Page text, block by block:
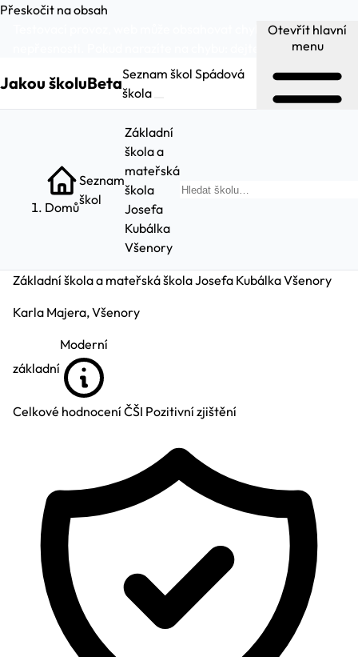
Přeskočit na obsah
Testovací provoz, web může obsahovat chyby a
dejte nám vědět.
Jakou školuBetaSeznam škol Spádová
škola
Otevřít hlavní
menu
Domů
Seznam
škol
Základní
škola a
mateřská
škola
Josefa
Kubálka
Všenory
Základní škola a mateřská škola Josefa Kubálka Všenory
Karla Majera, Všenory
základní
Moderní
Celkové hodnocení ČŠI Pozitivní zjištění